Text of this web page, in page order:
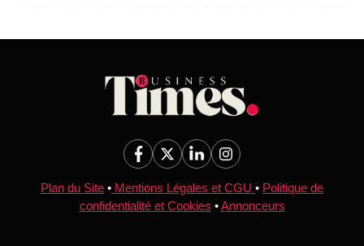
Plan du Site • Mentions Légales et CGU • Politique de
confidentialité et Cookies •Annonceurs